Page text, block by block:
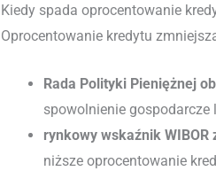
Kiedy spada oprocentowanie
Oprocentowanie kredytu
Rada Polityki Pieniężnej
spowolnienie gospodarcze
rynkowy wskaźnik WIBOR
niższe oprocentowanie